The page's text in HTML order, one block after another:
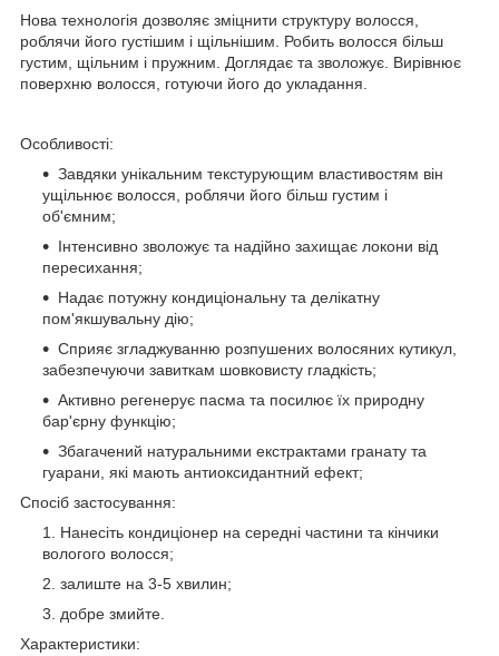
Нова технологія дозволяє зміцнити структуру волосся,
роблячи його густішим і щільнішим. Робить волосся більш
густим, щільним і пружним. Доглядає та зволожує. Вирівнює
поверхню волосся, готуючи його до укладання.
Особливості:
Завдяки унікальним текстурующим властивостям він
ущільнює волосся, роблячи його більш густим і
об'ємним;
Інтенсивно зволожує та надійно захищає локони від
пересихання;
Надає потужну кондиціональну та делікатну
пом'якшувальну дію;
Сприяє згладжуванню розпушених волосяних кутикул,
забезпечуючи завиткам шовковисту гладкість;
Активно регенерує пасма та посилює їх природну
бар'єрну функцію;
Збагачений натуральними екстрактами гранату та
гуарани, які мають антиоксидантний ефект;
Спосіб застосування:
Нанесіть кондиціонер на середні частини та кінчики
вологого волосся;
залиште на 3-5 хвилин;
добре змийте.
Характеристики: